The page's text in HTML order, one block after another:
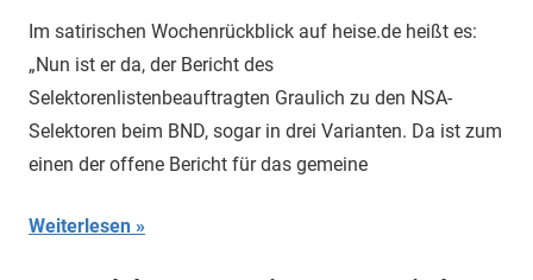
Im satirischen Wochenrückblick auf heise.de heißt es:
„Nun ist er da, der Bericht des
Selektorenlistenbeauftragten Graulich zu den NSA-
Selektoren beim BND, sogar in drei Varianten. Da ist zum
einen der offene Bericht für das gemeine
Weiterlesen